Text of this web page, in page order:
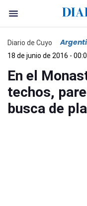
Diario de Cuyo
18 de junio de 2016 -
En el
techos,
busca de